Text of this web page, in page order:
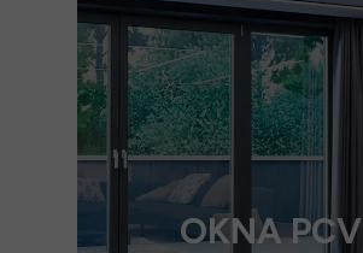
OKNA PCV